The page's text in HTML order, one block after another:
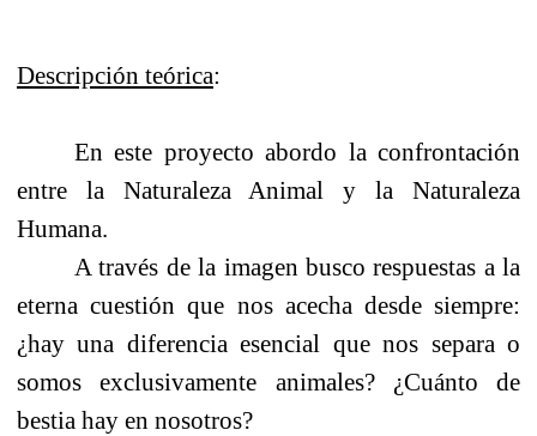
Descripción teórica:
En este proyecto abordo la confrontación
entre la Naturaleza Animal y la Naturaleza
Humana.
A través de la imagen busco respuestas a la
eterna cuestión que nos acecha desde siempre:
¿hay una diferencia esencial que nos separa o
somos exclusivamente animales? ¿Cuánto de
bestia hay en nosotros?